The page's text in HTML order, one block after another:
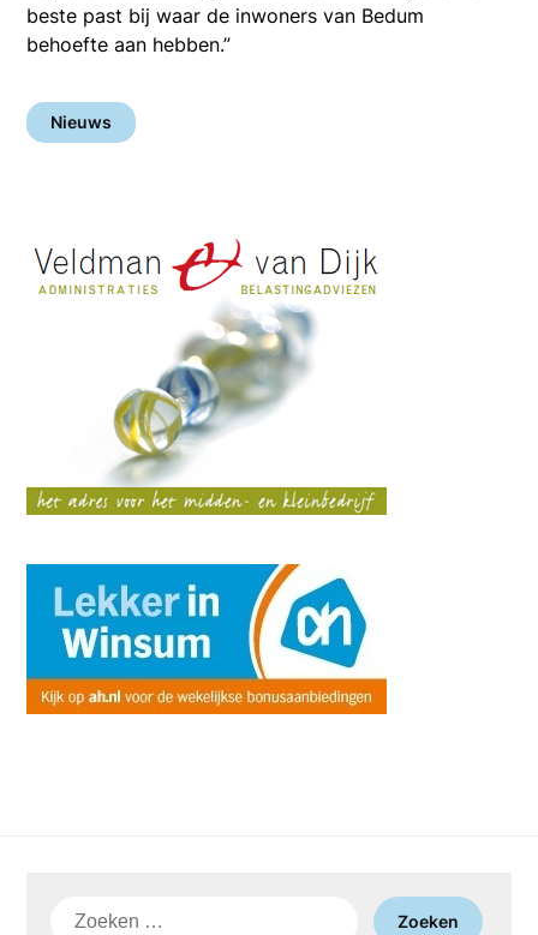
beste past bij waar de inwoners van Bedum
behoefte aan hebben.”
Nieuws
Zoeken